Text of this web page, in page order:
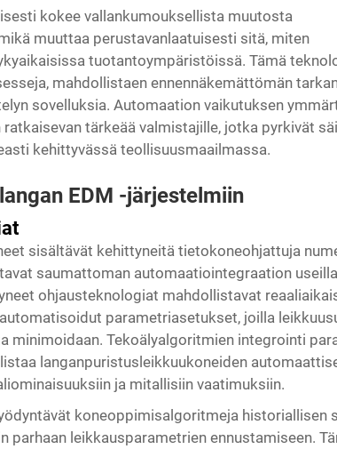
kokee vallankumouksellista muutosta
muuttaa perustavanlaatuisesti sitä, miten
tuotantoympäristöissä. Tämä
mahdollistaen ennennäkemättömän
sovelluksia. Automaation vaikutuksen
ratkaisevan tärkeää valmistajille, jotka pyrkivät
kehittyvässä teollisuusmaailmassa.
EDM -järjestelmiin
sisältävät kehittyneitä tietokoneohjattuja
saumattoman automaatiointegraation useilla
ohjausteknologiat mahdollistavat
parametriasetukset, joilla
minimoidaan. Tekoälyalgoritmien integrointi
langanpuristusleikkuukoneiden
ja mitallisiin vaatimuksiin.
koneoppimisalgoritmeja historiallisen
parhaan leikkausparametrien ennustamiseen.